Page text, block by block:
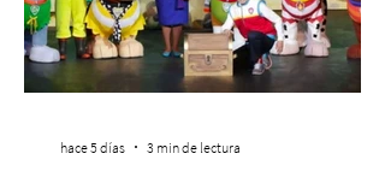
hace 5 días 3 min de lectura